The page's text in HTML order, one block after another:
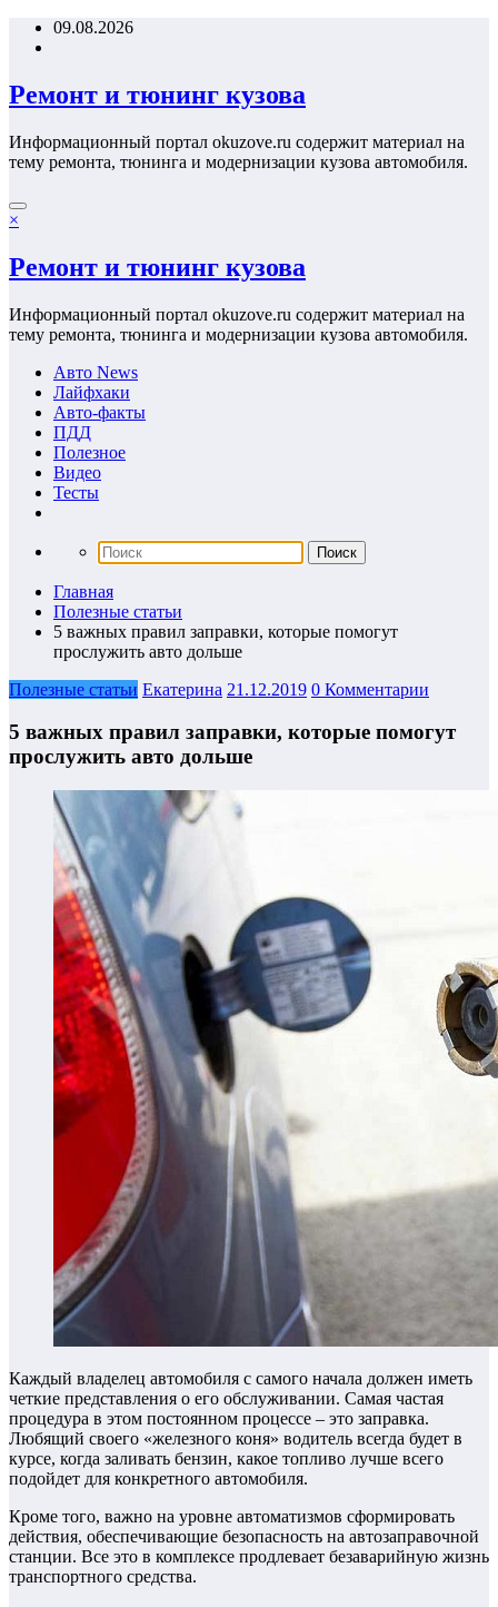
Перейти09.08.2026
Ремонт и тюнинг кузова
Информационный портал okuzove.ru содержит материал на
тему ремонта, тюнинга и модернизации кузова автомобиля.
×
Ремонт и тюнинг кузова
Информационный портал okuzove.ru содержит материал на
тему ремонта, тюнинга и модернизации кузова автомобиля.
Авто News
Лайфхаки
Авто-факты
ПДД
Полезное
Видео
Тесты
Главная
Полезные статьи
5 важных правил заправки, которые помогут
прослужить авто дольше
Полезные статьи Екатерина 21.12.2019 0 Комментарии
5 важных правил заправки, которые помогут
прослужить авто дольше
Каждый владелец автомобиля с самого начала должен иметь
четкие представления о его обслуживании. Самая частая
процедура в этом постоянном процессе – это заправка.
Любящий своего «железного коня» водитель всегда будет в
курсе, когда заливать бензин, какое топливо лучше всего
подойдет для конкретного автомобиля.
Кроме того, важно на уровне автоматизмов сформировать
действия, обеспечивающие безопасность на автозаправочной
станции. Все это в комплексе продлевает безаварийную жизнь
транспортного средства.